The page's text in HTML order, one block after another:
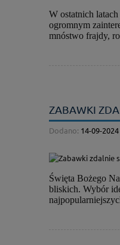
W ostatnich
ogromnym
mnóstwo frajdy,
ZABAWKI
Dodano: 14-09-2024
Święta Bożego
bliskich. Wybór